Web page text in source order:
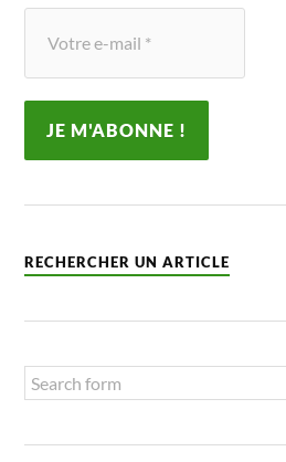
RECHERCHER UN ARTICLE